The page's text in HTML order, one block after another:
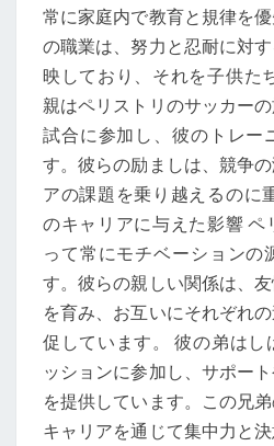
常に家庭内で教育と規律を
の職業は、努力と忍耐に対
映しており、それを子供た
親はペリストリのサッカーの
試合に参加し、彼のトレー
す。彼らの励ましは、競争
アの課題を乗り越えるのに
のキャリアに与えた影響 ペ
って常にモチベーションの
す。彼らの親しい関係は、
を育み、お互いにそれぞれ
促しています。 彼の弟はし
ッションに参加し、サポー
を提供しています。この兄
キャリアを通じて集中力と